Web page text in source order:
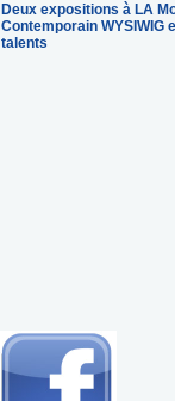
Deux expositions à LA
Contemporain WYSIWIG
talents